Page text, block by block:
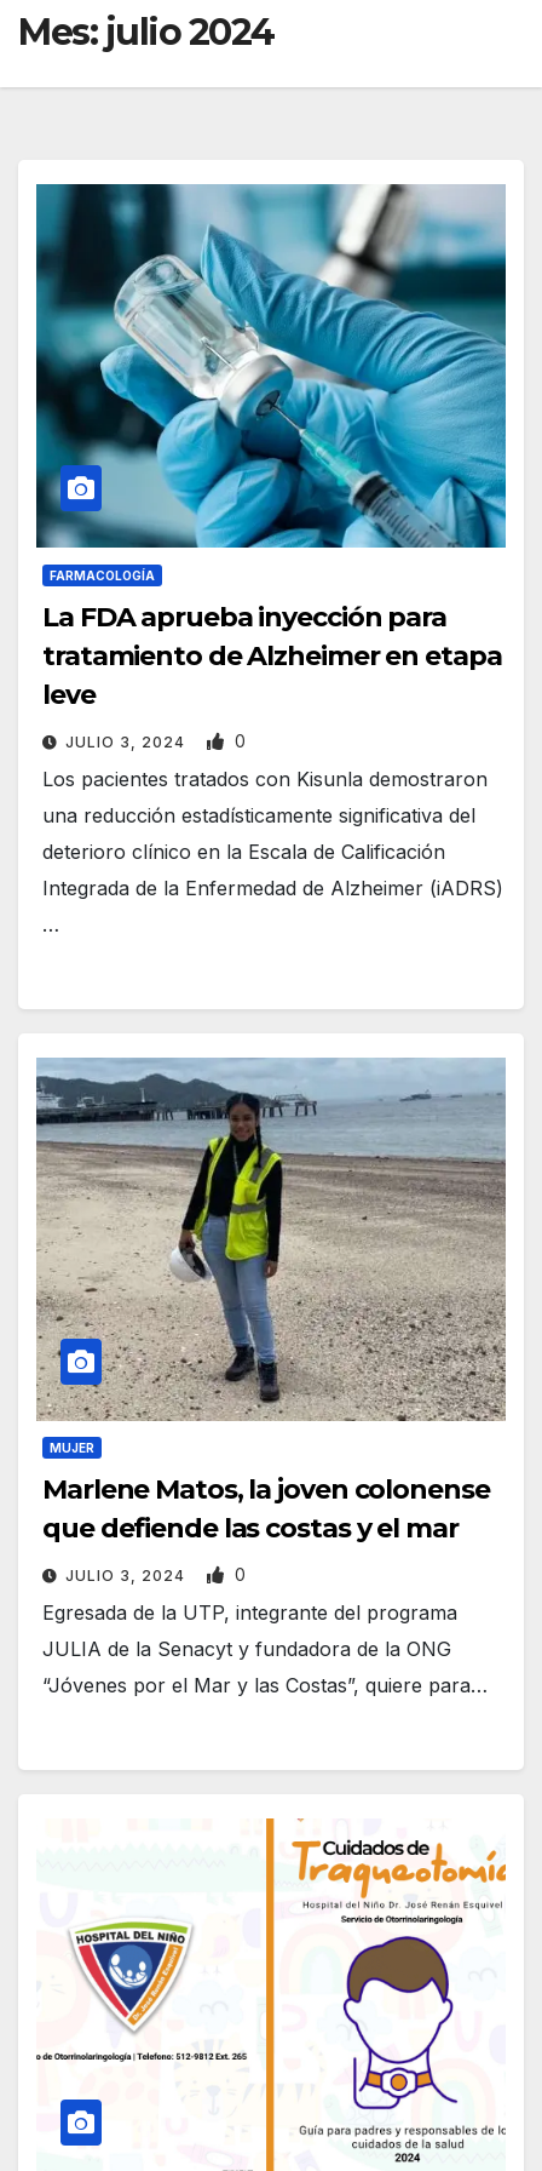
Mes: julio 2024
FARMACOLOGÍA
La FDA aprueba inyección para
tratamiento de Alzheimer en etapa
leve
JULIO 3, 2024 0
Los pacientes tratados con Kisunla demostraron
una reducción estadísticamente significativa del
deterioro clínico en la Escala de Calificación
Integrada de la Enfermedad de Alzheimer (iADRS)
…
MUJER
Marlene Matos, la joven colonense
que defiende las costas y el mar
JULIO 3, 2024 0
Egresada de la UTP, integrante del programa
JULIA de la Senacyt y fundadora de la ONG
“Jóvenes por el Mar y las Costas”, quiere para…